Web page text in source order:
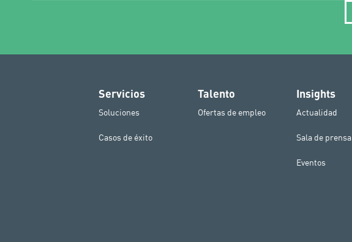
Servicios
Soluciones
Casos de éxito
Talento
Ofertas de empleo
Insights
Actualidad
Sala de prensa
Eventos